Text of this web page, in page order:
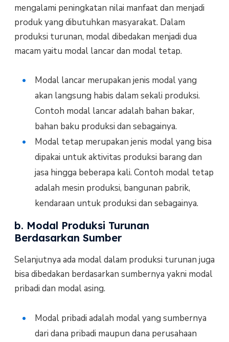
mengalami peningkatan nilai manfaat dan menjadi
produk yang dibutuhkan masyarakat. Dalam
produksi turunan, modal dibedakan menjadi dua
macam yaitu modal lancar dan modal tetap.
Modal lancar merupakan jenis modal yang
akan langsung habis dalam sekali produksi.
Contoh modal lancar adalah bahan bakar,
bahan baku produksi dan sebagainya.
Modal tetap merupakan jenis modal yang bisa
dipakai untuk aktivitas produksi barang dan
jasa hingga beberapa kali. Contoh modal tetap
adalah mesin produksi, bangunan pabrik,
kendaraan untuk produksi dan sebagainya.
b. Modal Produksi Turunan
Berdasarkan Sumber
Selanjutnya ada modal dalam produksi turunan juga
bisa dibedakan berdasarkan sumbernya yakni modal
pribadi dan modal asing.
Modal pribadi adalah modal yang sumbernya
dari dana pribadi maupun dana perusahaan